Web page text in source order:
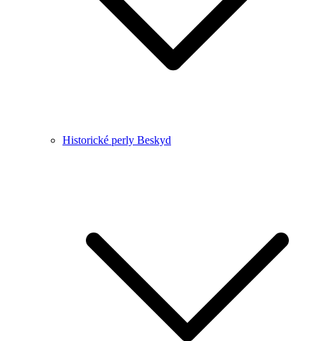
Historické perly Beskyd